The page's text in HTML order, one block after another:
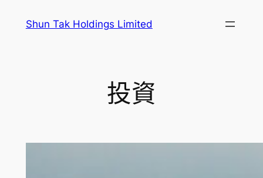
Shun Tak Holdings Limited
投資